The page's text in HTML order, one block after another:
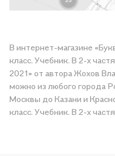
В интернет-магазине
класс. Учебник. В 2-х
2021» от автора Жохов
можно из любого города
Москвы до Казани и
класс. Учебник. В 2-х